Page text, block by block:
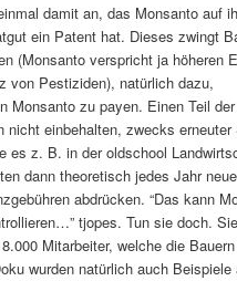
damit an, das Monsanto auf
ein Patent hat. Dieses zwingt
(Monsanto verspricht ja höheren
von Pestiziden), natürlich dazu,
Monsanto zu payen. Einen Teil
nicht einbehalten, zwecks erneuter
es z. B. in der oldschool
dann theoretisch jedes Jahr
abdrücken. “Das kann
tjopes. Tun sie doch.
Mitarbeiter, welche die
wurden natürlich auch Beispiele